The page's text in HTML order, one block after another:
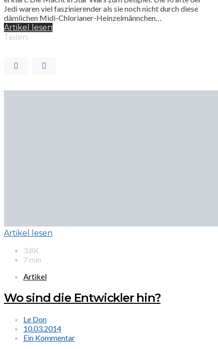
Jedi waren viel faszinierender als sie noch nicht durch diese
dämlichen Midi-Chlorianer-Heinzelmännchen…
Artikel lesen
Teilen
Artikel lesen
3.8K
7 min
Artikel
Wo sind die Entwickler hin?
Le Don
10.03.2014
Ein Kommentar